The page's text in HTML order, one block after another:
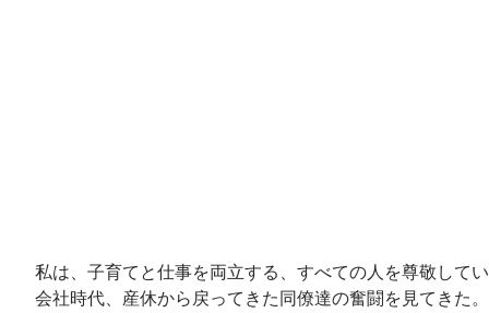
私は、子育てと仕事を両立する、すべての人を尊敬して
会社時代、産休から戻ってきた同僚達の奮闘を見てきた。